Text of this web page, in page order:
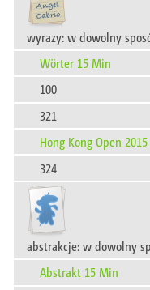
wyrazy: w dowolny
Wörter 15 Min
100
321
Hong Kong Open 2015
324
abstrakcje: w dowolny
Abstrakt 15 Min